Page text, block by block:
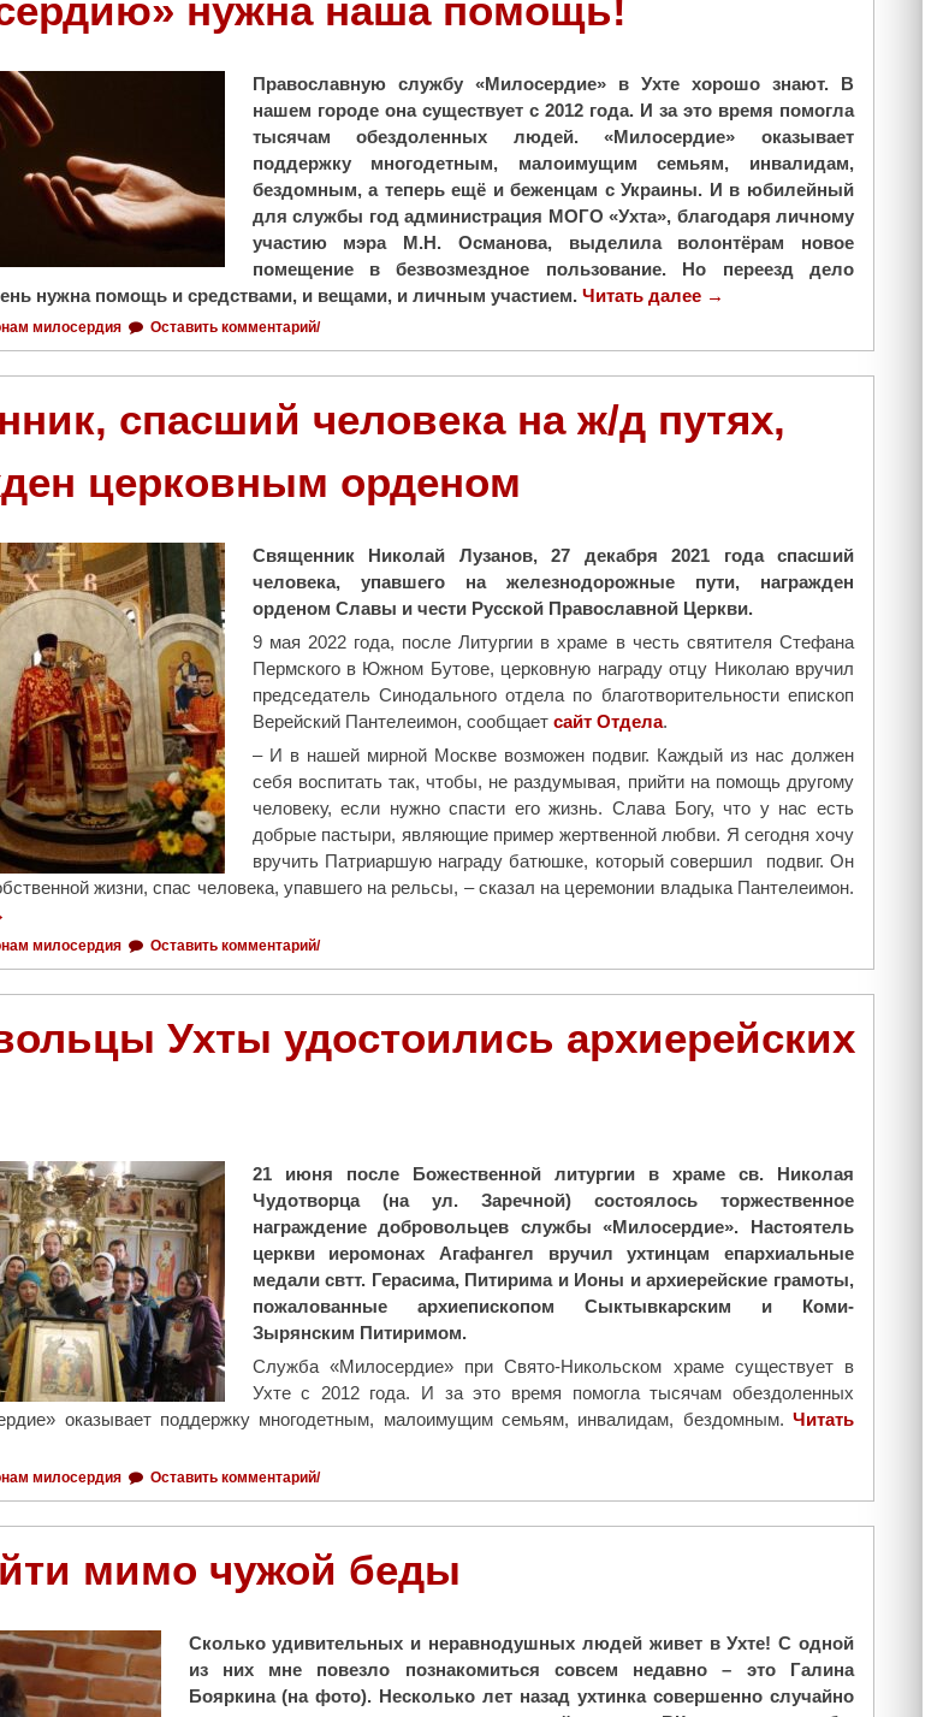
нужна наша помощь!
Православную службу «Милосердие» в Ухте хорошо знают. В
нашем городе она существует с 2012 года. И за это время помогла
тысячам обездоленных людей. «Милосердие» оказывает
поддержку многодетным, малоимущим семьям, инвалидам,
бездомным, а теперь ещё и беженцам с Украины. И в юбилейный
для службы год администрация МОГО «Ухта», благодаря личному
участию мэра М.Н. Османова, выделила волонтёрам новое
помещение в безвозмездное пользование. Но переезд дело
нужна помощь и средствами, и вещами, и личным участием. Читать далее "
М
и
и
ю
»
н
у
ж
а
п
!
→
милосердия Оставить комментарий/
спасший человека на ж/д путях,
церковным орденом
Священник Николай Лузанов, 27 декабря 2021 года спасший
человека, упавшего на железнодорожные пути, награжден
орденом Славы и чести Русской Православной Церкви.
9 мая 2022 года, после Литургии в храме в честь святителя Стефана
Пермского в Южном Бутове, церковную награду отцу Николаю вручил
председатель Синодального отдела по благотворительности епископ
Верейский Пантелеимон, сообщает сайт Отдела.
– И в нашей мирной Москве возможен подвиг. Каждый из нас должен
себя воспитать так, чтобы, не раздумывая, прийти на помощь другому
человеку, если нужно спасти его жизнь. Слава Богу, что у нас есть
добрые пастыри, являющие пример жертвенной любви. Я сегодня хочу
вручить Патриаршую награду батюшке, который совершил подвиг. Он
жизни, спас человека, упавшего на рельсы, – сказал на церемонии владыка Пантелеимон.
милосердия Оставить комментарий/
Ухты удостоились архиерейских
21 июня после Божественной литургии в храме св. Николая
Чудотворца (на ул. Заречной) состоялось торжественное
награждение добровольцев службы «Милосердие». Настоятель
церкви иеромонах Агафангел вручил ухтинцам епархиальные
медали свтт. Герасима, Питирима и Ионы и архиерейские грамоты,
пожалованные архиепископом Сыктывкарским и Коми-
Зырянским Питиримом.
Служба «Милосердие» при Свято-Никольском храме существует в
Ухте с 2012 года. И за это время помогла тысячам обездоленных
оказывает поддержку многодетным, малоимущим семьям, инвалидам, бездомным. Читать
милосердия Оставить комментарий/
мимо чужой беды
Сколько удивительных и неравнодушных людей живет в Ухте! С одной
из них мне повезло познакомиться совсем недавно – это Галина
Бояркина (на фото). Несколько лет назад ухтинка совершенно случайно